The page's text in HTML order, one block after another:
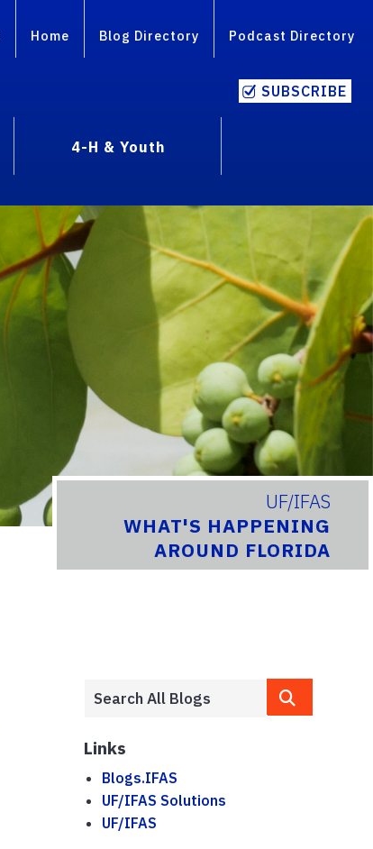
Home Blog Directory Podcast Directory
SUBSCRIBE
4-H & Youth
UF/IFAS
WHAT'S HAPPENING
AROUND FLORIDA
Links
Blogs.IFAS
UF/IFAS Solutions
UF/IFAS